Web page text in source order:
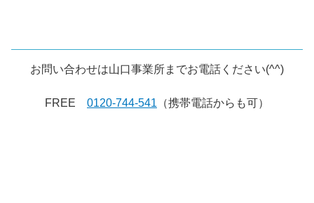
お問い合わせは山口事業所までお電話ください(^^)
FREE 0120-744-541 （携帯電話からも可）